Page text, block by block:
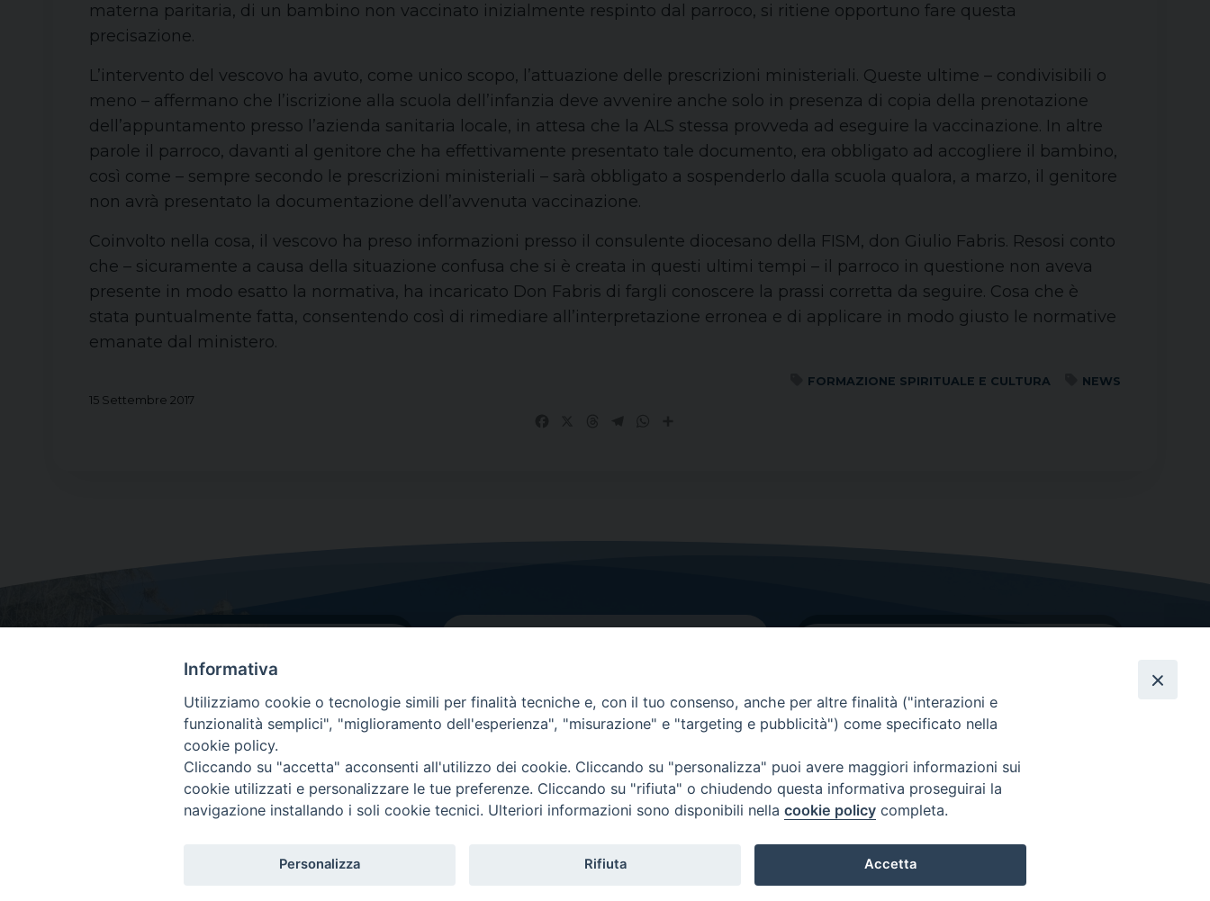
materna paritaria, di un bambino non vaccinato inizialmente respinto dal parroco, si ritiene opportuno fare questa
precisazione.
L’intervento del vescovo ha avuto, come unico scopo, l’attuazione delle prescrizioni ministeriali. Queste ultime – condivisibili o
meno – affermano che l’iscrizione alla scuola dell’infanzia deve avvenire anche solo in presenza di copia della prenotazione
dell’appuntamento presso l’azienda sanitaria locale, in attesa che la ALS stessa provveda ad eseguire la vaccinazione. In altre
parole il parroco, davanti al genitore che ha effettivamente presentato tale documento, era obbligato ad accogliere il bambino,
così come – sempre secondo le prescrizioni ministeriali – sarà obbligato a sospenderlo dalla scuola qualora, a marzo, il genitore
non avrà presentato la documentazione dell’avvenuta vaccinazione.
Coinvolto nella cosa, il vescovo ha preso informazioni presso il consulente diocesano della FISM, don Giulio Fabris. Resosi conto
che – sicuramente a causa della situazione confusa che si è creata in questi ultimi tempi – il parroco in questione non aveva
presente in modo esatto la normativa, ha incaricato Don Fabris di fargli conoscere la prassi corretta da seguire. Cosa che è
stata puntualmente fatta, consentendo così di rimediare all’interpretazione erronea e di applicare in modo giusto le normative
emanate dal ministero.
FORMAZIONE SPIRITUALE E CULTURA
NEWS
15 Settembre 2017
Dove siamo
Via Lorenzo Da Ponte, 116
31029 Vittorio Veneto (Treviso)
Contatti principali
Tel.0438 9481| fax0438 948214
EMAIL GENERALE
GRAZIE PER IL TUO AIUTO
Insieme per la Diocesi
Informativa
Utilizziamo cookie o tecnologie simili per finalità tecniche e, con il tuo consenso, anche per altre finalità ("interazioni e
funzionalità semplici", "miglioramento dell'esperienza", "misurazione" e "targeting e pubblicità") come specificato nella
cookie policy.
Cliccando su "accetta" acconsenti all'utilizzo dei cookie. Cliccando su "personalizza" puoi avere maggiori informazioni sui
cookie utilizzati e personalizzare le tue preferenze. Cliccando su "rifiuta" o chiudendo questa informativa proseguirai la
navigazione installando i soli cookie tecnici. Ulteriori informazioni sono disponibili nella cookie policy completa.
Personalizza Rifiuta Accetta